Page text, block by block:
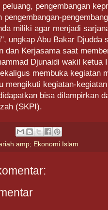
pengembangan
pengembangan-
miliki agar menjadi
ungkap Abu Bakar Djudda
dan Kerjasama saat
Djunaidi wakil ketua
membuka kegiatan
mengikuti kegiatan-
bisa dilampirkan
(SKPI).
amp; Ekonomi Islam